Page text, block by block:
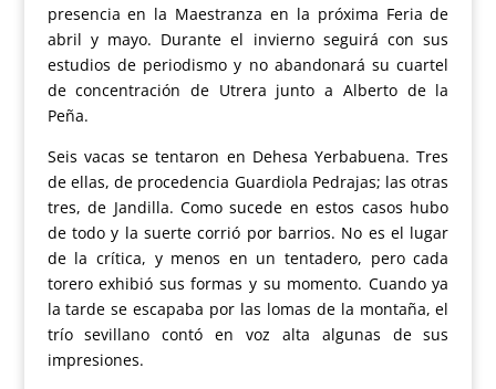
presencia en la Maestranza en la próxima Feria de
abril y mayo. Durante el invierno seguirá con sus
estudios de periodismo y no abandonará su cuartel
de concentración de Utrera junto a Alberto de la
Peña.
Seis vacas se tentaron en Dehesa Yerbabuena. Tres
de ellas, de procedencia Guardiola Pedrajas; las otras
tres, de Jandilla. Como sucede en estos casos hubo
de todo y la suerte corrió por barrios. No es el lugar
de la crítica, y menos en un tentadero, pero cada
torero exhibió sus formas y su momento. Cuando ya
la tarde se escapaba por las lomas de la montaña, el
trío sevillano contó en voz alta algunas de sus
impresiones.